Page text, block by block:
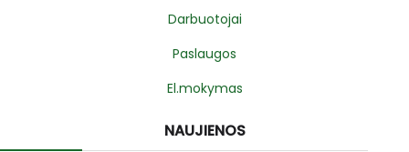
Darbuotojai
Paslaugos
El.mokymas
NAUJIENOS